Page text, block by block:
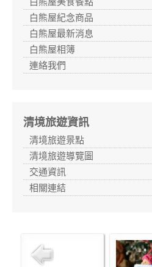
白熊屋紀念商品
白熊屋最新消息
白熊屋相簿
連絡我們
清境旅遊資訊
清境旅遊景點
清境旅遊導覽圖
交通資訊
相關連結